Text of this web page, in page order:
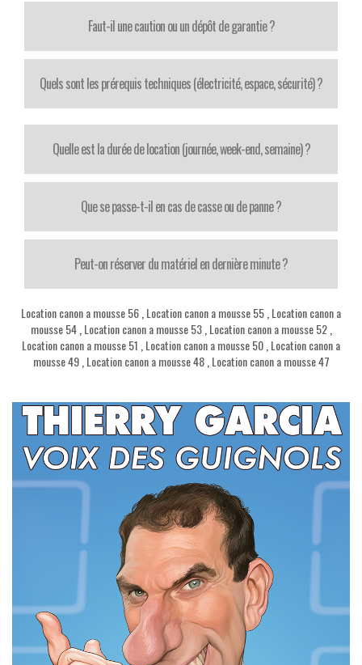
Faut-il une caution ou un dépôt de garantie ?
Quels sont les prérequis techniques (électricité, espace, sécurité) ?
Quelle est la durée de location (journée, week-end, semaine) ?
Que se passe-t-il en cas de casse ou de panne ?
Peut-on réserver du matériel en dernière minute ?
Location canon a mousse 56 Location canon a mousse 55 Location canon a
mousse 54, Location canon a mousse 53, Location canon a mousse 52,
Location canon a mousse 51 Location canon a mousse 50 Location canon a
mousse 49, Location canon a mousse 48, Location canon a mousse 47